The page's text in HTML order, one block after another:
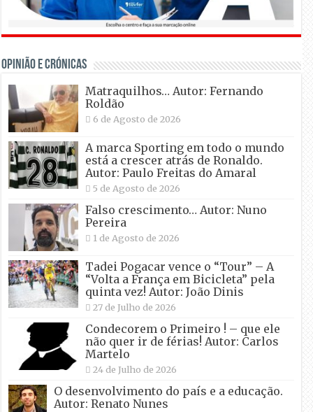
OPINIÃO E CRÓNICAS
Matraquilhos… Autor: Fernando
Roldão
6 de Agosto de 2026
A marca Sporting em todo o mundo
está a crescer atrás de Ronaldo.
Autor: Paulo Freitas do Amaral
5 de Agosto de 2026
Falso crescimento… Autor: Nuno
Pereira
1 de Agosto de 2026
Tadei Pogacar vence o “Tour” – A
“Volta a França em Bicicleta” pela
quinta vez! Autor: João Dinis
27 de Julho de 2026
Condecorem o Primeiro ! – que ele
não quer ir de férias! Autor: Carlos
Martelo
24 de Julho de 2026
O desenvolvimento do país e a educação.
Autor: Renato Nunes